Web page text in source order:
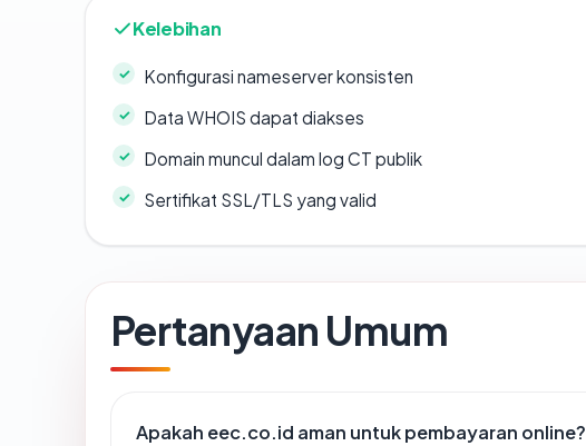
Kelebihan
Konfigurasi nameserver konsisten
Data WHOIS dapat diakses
Domain muncul dalam log CT publik
Sertifikat SSL/TLS yang valid
Pertanyaan Umum
Apakah eec.co.id aman untuk pembayaran online?